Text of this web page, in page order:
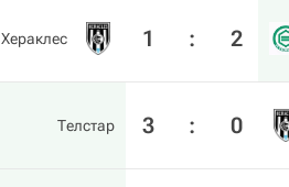
Хераклес 1 : 2
Телстар 3 : 0